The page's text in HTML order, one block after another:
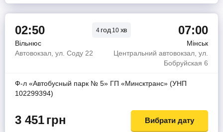
02:50 4 год10 хв 07:00
Вільнюс
Мінськ
Автовокзал, ул. Соду 22
Центральний автовокзал, ул.
Бобруйская 6
Ф-л «Автобусный парк № 5» ГП «Минсктранс» (УНП
102299394)
3 451грн Вибрати дату